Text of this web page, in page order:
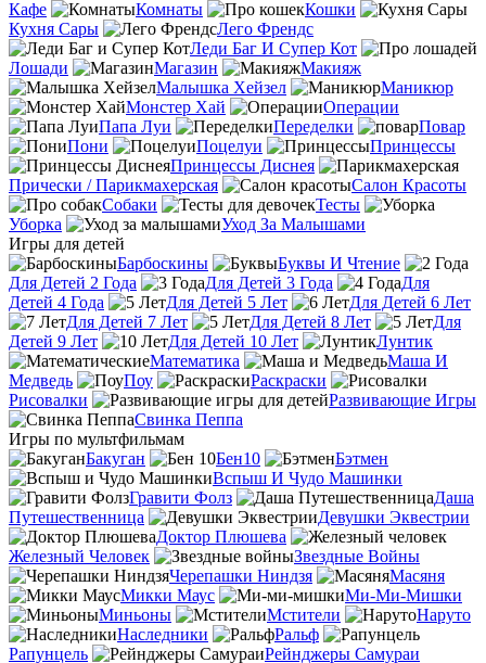
Кафе
Комнаты
Кошки
Кухня Сары
Лего Френдс
Леди Баг И Супер Кот
Лошади
Магазин
Макияж
Малышка Хейзел
Маникюр
Монстер Хай
Операции
Папа Луи
Переделки
Повар
Пони
Поцелуи
Принцессы
Принцессы Диснея
Прически / Парикмахерская
Салон Красоты
Собаки
Тесты
Уборка
Уход За Малышами
Игры для детей
Барбоскины
Буквы И Чтение
Для Детей 2 Года
Для Детей 3 Года
Для
Детей 4 Года
Для Детей 5 Лет
Для Детей 6 Лет
Для Детей 7 Лет
Для Детей 8 Лет
Для
Детей 9 Лет
Для Детей 10 Лет
Лунтик
Математика
Маша И
Медведь
Поу
Раскраски
Рисовалки
Развивающие Игры
Свинка Пеппа
Игры по мультфильмам
Бакуган
Бен10
Бэтмен
Вспыш И Чудо Машинки
Гравити Фолз
Даша
Путешественница
Девушки Эквестрии
Доктор Плюшева
Железный Человек
Звездные Войны
Черепашки Ниндзя
Масяня
Микки Маус
Ми-Ми-Мишки
Миньоны
Мстители
Наруто
Наследники
Ральф
Рапунцель
Рейнджеры Самураи